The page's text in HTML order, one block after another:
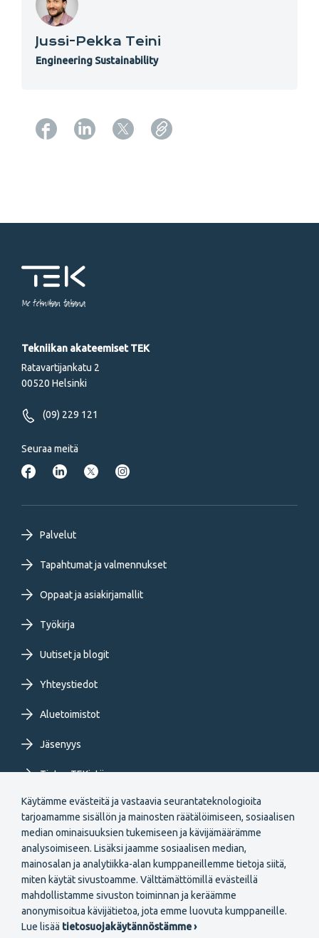
Käytämme evästeitä ja vastaavia seurantateknologioita
tarjoamamme sisällön ja mainosten räätälöimiseen, sosiaalisen
median ominaisuuksien tukemiseen ja kävijämäärämme
analysoimiseen. Lisäksi jaamme sosiaalisen median,
mainosalan ja analytiikka-alan kumppaneillemme tietoja siitä,
miten käytät sivustoamme. Välttämättömillä evästeillä
mahdollistamme sivuston toiminnan ja keräämme
anonymisoitua kävijätietoa, jota emme luovuta kumppaneille.
Lue lisää tietosuojakäytännöstämme ›
Jussi-Pekka Teini
Engineering Sustainability
Me tekniikan takana
Tekniikan akateemiset TEK
Ratavartijankatu 2
00520 Helsinki
(09) 229 121
Seuraa meitä
Footer
primary
menu
FI
Palvelut
Tapahtumat ja valmennukset
Oppaat ja asiakirjamallit
Työkirja
Uutiset ja blogit
Yhteystiedot
Aluetoimistot
Jäsenyys
Tietoa TEKistä
Extranet
Secondary
Liity jäseneksi